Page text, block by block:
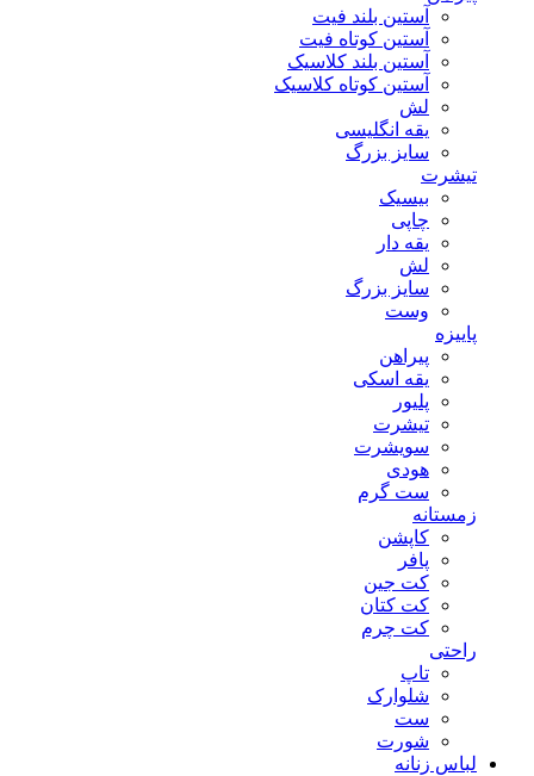
آستین بلند فیت
آستین کوتاه فیت
آستین بلند کلاسیک
آستین کوتاه کلاسیک
لش
یقه انگلیسی
سایز بزرگ
تیشرت
بیسیک
چاپی
یقه دار
لش
سایز بزرگ
وست
پاییزه
پیراهن
یقه اسکی
پلیور
تیشرت
سویشرت
هودی
ست گرم
زمستانه
کاپشن
پافر
کت جین
کت کتان
کت چرم
راحتی
تاپ
شلوارک
ست
شورت
لباس زنانه